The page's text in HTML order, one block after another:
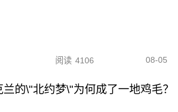
阅读 4106 08-05
的\"北约梦\"为何成了一地鸡毛？